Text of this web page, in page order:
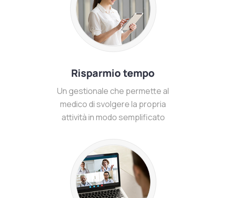
Risparmio tempo
Un gestionale che permette al
medico di svolgere la propria
attività in modo semplificato